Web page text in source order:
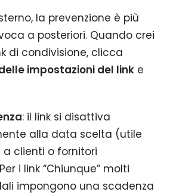
la prevenzione è più
a posteriori. Quando crei
di condivisione, clicca
impostazioni del link e
: il link si disattiva
alla data scelta (utile
a clienti o fornitori
i link “Chiunque” molti
impongono una scadenza